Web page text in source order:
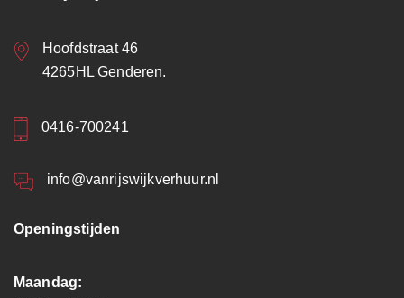
Hoofdstraat 46
4265HL Genderen.
0416-700241
info@vanrijswijkverhuur.nl
Openingstijden
Maandag: